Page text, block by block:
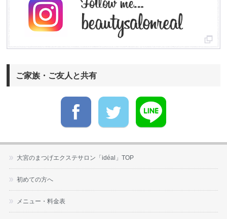
ご家族・ご友人と共有
大宮のまつげエクステサロン「idéal」TOP
初めての方へ
メニュー・料金表